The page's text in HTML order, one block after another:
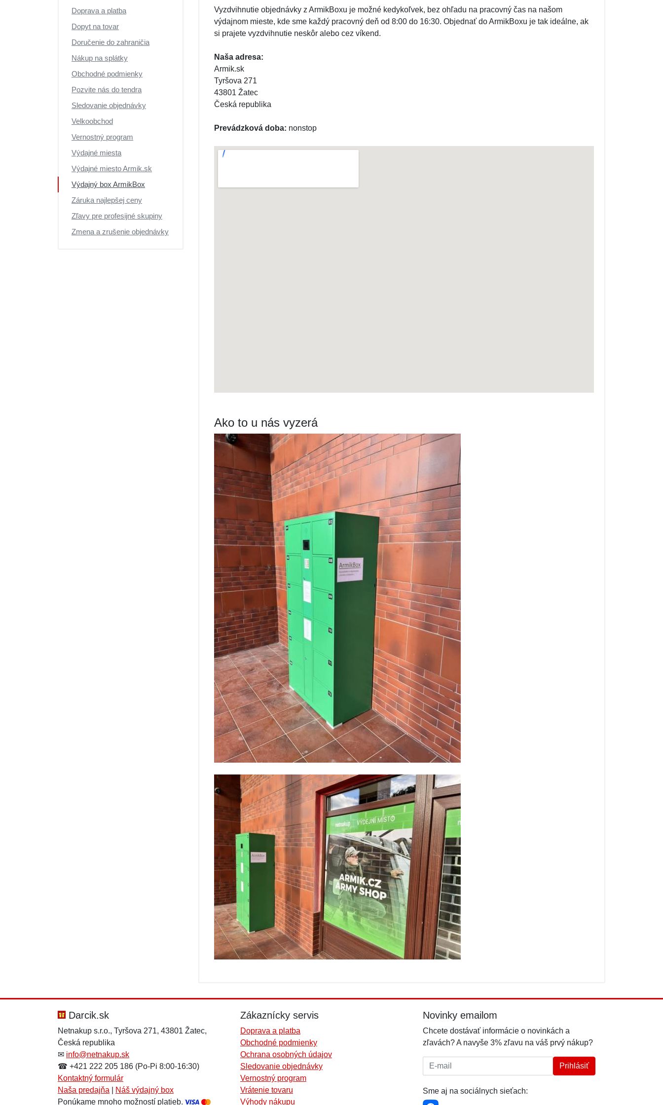
Výpredaj
Doprava a platba
Dopyt na tovar
Doručenie do zahraničia
Nákup na splátky
Obchodné podmienky
Pozvite nás do tendra
Sledovanie objednávky
Velkoobchod
Vernostný program
Výdajné miesta
Výdajné miesto Armik.sk
Výdajný box ArmikBox
Záruka najlepšej ceny
Zľavy pre profesijné skupiny
Zmena a zrušenie objednávky
Vyzdvihnutie objednávky z ArmikBoxu je možné kedykoľvek, bez ohľadu na pracovný čas na našom
výdajnom mieste, kde sme každý pracovný deň od 8:00 do 16:30. Objednať do ArmikBoxu je tak ideálne, ak
si prajete vyzdvihnutie neskôr alebo cez víkend.
Naša adresa:
Armik.sk
Tyršova 271
43801 Žatec
Česká republika
Prevádzková doba: nonstop
Ako to u nás vyzerá
Darcik.sk
Netnakup s.r.o., Tyršova 271, 43801 Žatec,
Česká republika
✉ info@netnakup.sk
☎ +421 222 205 186 (Po-Pi 8:00-16:30)
Kontaktný formulár
Naša predajňa
Náš výdajný box
Ponúkame mnoho možností platieb.
Zákaznícky servis
Doprava a platba
Obchodné podmienky
Ochrana osobných údajov
Sledovanie objednávky
Vernostný program
Vrátenie tovaru
Výhody nákupu
Novinky emailom
Chcete dostávať informácie o novinkách a
zľavách? A navyše 3% zľavu na váš prvý nákup?
E-mail: Prihlásiť
Sme aj na sociálnych sieťach: